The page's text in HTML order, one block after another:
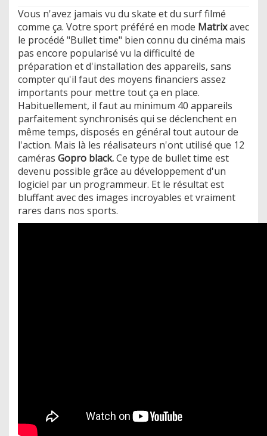
Vous n'avez jamais vu du skate et du surf filmé
comme ça. Votre sport préféré en mode Matrixavec
le procédé "Bullet time" bien connu du cinéma mais
pas encore popularisé vu la difficulté de
préparation et d'installation des appareils, sans
compter qu'il faut des moyens financiers assez
importants pour mettre tout ça en place.
Habituellement, il faut au minimum 40 appareils
parfaitement synchronisés qui se déclenchent en
même temps, disposés en général tout autour de
l'action. Mais là les réalisateurs n'ont utilisé que 12
caméras Gopro black.Ce type de bullet time est
devenu possible grâce au développement d'un
logiciel par un programmeur. Et le résultat est
bluffant avec des images incroyables et vraiment
rares dans nos sports.